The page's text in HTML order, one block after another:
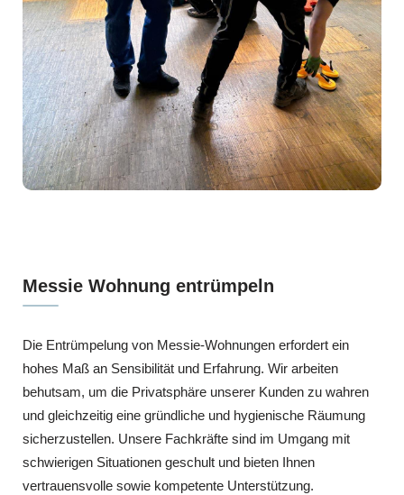
Messie Wohnung entrümpeln
Die Entrümpelung von Messie-Wohnungen erfordert ein
hohes Maß an Sensibilität und Erfahrung. Wir arbeiten
behutsam, um die Privatsphäre unserer Kunden zu wahren
und gleichzeitig eine gründliche und hygienische Räumung
sicherzustellen. Unsere Fachkräfte sind im Umgang mit
schwierigen Situationen geschult und bieten Ihnen
vertrauensvolle sowie kompetente Unterstützung.